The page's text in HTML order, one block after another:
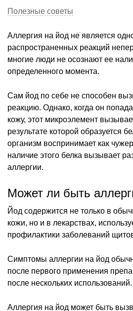
Полезные советы
Аллергия на йод не является
распространенных реакций
многие люди не осознают ее
определенного момента.
Сам йод по себе не способен
реакцию. Однако, когда он
кожу, этот микроэлемент
результате которой образуется
организм воспринимает как
наличие этого белка вызывает
аллергии.
Может ли быть
Йод содержится не только в
кожи, но и в лекарствах,
профилактики заболеваний
Симптомы аллергии на йод
после первого применения
после нескольких использований.
Аллергия на йод может быть